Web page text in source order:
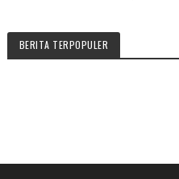
BERITA TERPOPULER